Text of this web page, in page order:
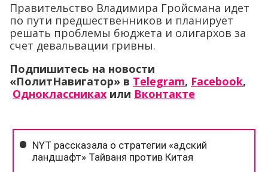
Правительство Владимира Гройсмана идет
по пути предшественников и планирует
решать проблемы бюджета и олигархов за
счет девальвации гривны.
Подпишитесь на новости
«ПолитНавигатор» в Telegram, Facebook,
Одноклассниках или Вконтакте